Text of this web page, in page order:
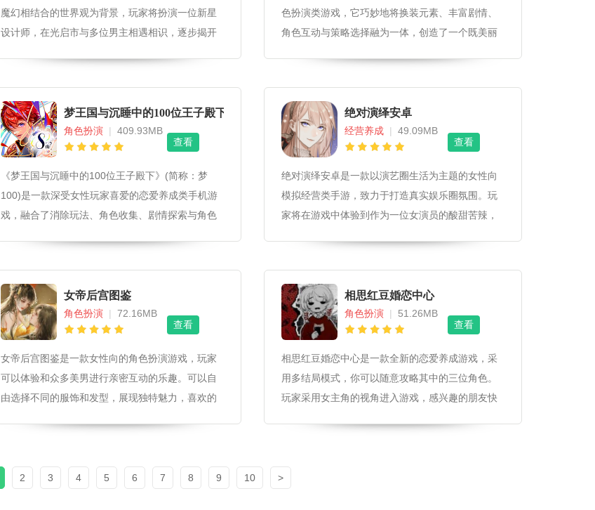
魔幻相结合的世界观为背景，玩家将扮演一位新星
设计师，在光启市与多位男主相遇相识，逐步揭开
色扮演类游戏，它巧妙地将换装元素、丰富剧情、
角色互动与策略选择融为一体，创造了一个既美丽
家来说，这款游戏无疑是一个不可错过的选择。
梦王国与沉睡中的100位王子殿下
角色扮演 |
409.93MB
查看
《梦王国与沉睡中的100位王子殿下》(简称：梦
100)是一款深受女性玩家喜爱的恋爱养成类手机游
戏，融合了消除玩法、角色收集、剧情探索与角色
绝对演绎安卓
经营养成 |
49.09MB
查看
绝对演绎安卓是一款以演艺圈生活为主题的女性向
模拟经营类手游，致力于打造真实娱乐圈氛围。玩
家将在游戏中体验到作为一位女演员的酸甜苦辣，
动等多种元素，旨在让玩家在游戏世界中感受别样
的人生体验，实现心中的演艺梦想。
女帝后宫图鉴
角色扮演 |
72.16MB
查看
女帝后宫图鉴是一款女性向的角色扮演游戏，玩家
可以体验和众多美男进行亲密互动的乐趣。可以自
由选择不同的服饰和发型，展现独特魅力，喜欢的
相思红豆婚恋中心
角色扮演 |
51.26MB
查看
相思红豆婚恋中心是一款全新的恋爱养成游戏，采
用多结局模式，你可以随意攻略其中的三位角色。
玩家采用女主角的视角进入游戏，感兴趣的朋友快
2 3 4 5 6 7 8 9 10 >